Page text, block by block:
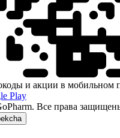
и акции в мобильном
Play
Все права